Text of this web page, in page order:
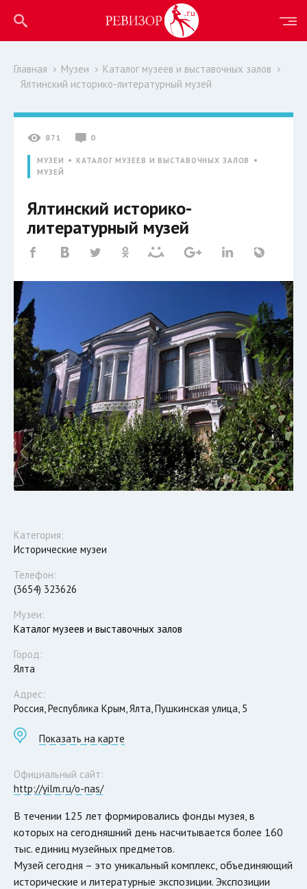
Главная Музеи
Каталог музеев и выставочных залов
Ялтинский историко-литературный музей
871 0
МУЗЕИ
КАТАЛОГ МУЗЕЕВ И ВЫСТАВОЧНЫХ ЗАЛОВ
МУЗЕЙ
Ялтинский историко-
литературный музей
Категория:
Исторические музеи
Телефон:
(3654) 323626
Музеи:
Каталог музеев и выставочных залов
Город:
Ялта
Адрес:
Россия, Республика Крым, Ялта, Пушкинская улица, 5
Показать на карте
Официальный сайт:
http://yilm.ru/o-nas/
В течении 125 лет формировались фонды музея, в
которых на сегодняшний день насчитывается более 160
тыс. единиц музейных предметов.
Музей сегодня – это уникальный комплекс, объединяющий
исторические и литературные экспозиции. Экспозиции